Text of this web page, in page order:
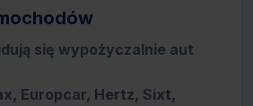
się wypożyczalnie aut
Europcar, Hertz, Sixt,